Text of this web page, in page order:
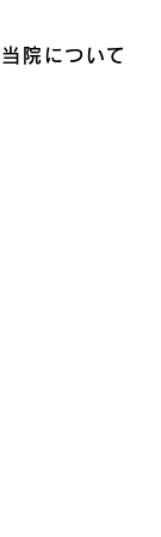
当院について